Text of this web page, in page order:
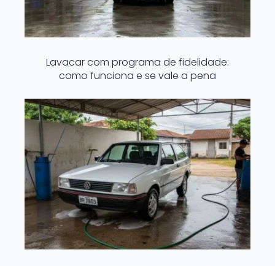
Lavacar com programa de fidelidade:
como funciona e se vale a pena